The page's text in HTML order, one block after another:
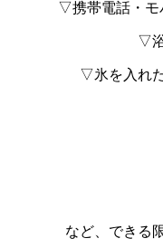
▽携帯電話・モ
▽
▽氷を入れ
など、できる